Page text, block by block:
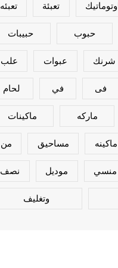
تعبئة تعبئه
حبوب حبيبات
شرنك عبوات علب
فى في لحام
ماركه ماكينات
ماكينه مساحيق من
منسي موديل نصف
وتغليف